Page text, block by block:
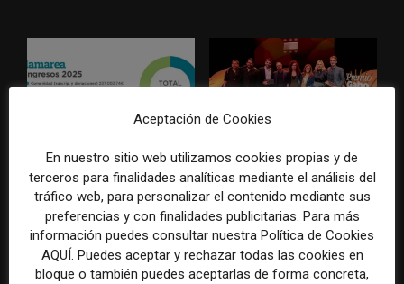
La Marea cierra 2025 con
superávit, pero su
cooperativa pierde 38.542
euros
El Premio Gabo 2026
reconoce cinco historias de
Brasil, España y El Salvador
sobre el poder, la memoria y
la violencia
Aceptación de Cookies
En nuestro sitio web utilizamos cookies propias y de
terceros para finalidades analíticas mediante el análisis del
tráfico web, para personalizar el contenido mediante sus
preferencias y con finalidades publicitarias. Para más
información puedes consultar nuestra Política de Cookies
AQUÍ. Puedes aceptar y rechazar todas las cookies en
bloque o también puedes aceptarlas de forma concreta,